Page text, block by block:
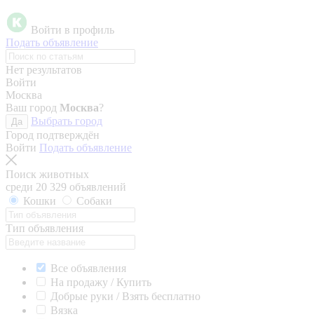
Войти в профиль
Подать объявление
Нет результатов
Войти
Москва
Ваш город Москва?
Да
Выбрать город
Город подтверждён
Войти Подать объявление
Поиск животных
среди 20 329 объявлений
Кошки
Собаки
Тип объявления
Все объявления
На продажу / Купить
Добрые руки / Взять бесплатно
Вязка